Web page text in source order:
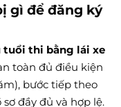
gì để đăng ký
tuổi thi bằng lái xe
toàn đủ điều kiện
bước tiếp theo
đầy đủ và hợp lệ.